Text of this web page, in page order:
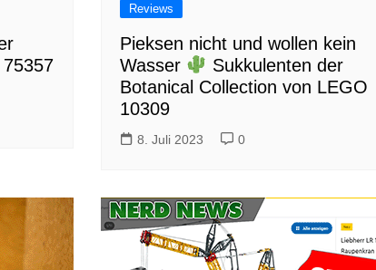
Reviews
Pieksen nicht und wollen kein
Wasser
Sukkulenten der
Botanical Collection von LEGO
10309
8. Juli 2023 0